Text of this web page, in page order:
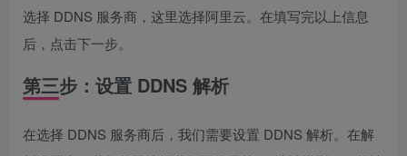
选择 DDNS 服务商，这里选择阿里云。在填写完以上信息
后，点击下一步。
第三步：设置 DDNS 解析
在选择 DDNS 服务商后，我们需要设置 DDNS 解析。在解